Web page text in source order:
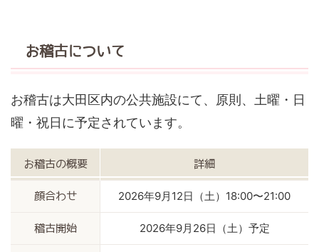
お稽古について
お稽古は大田区内の公共施設にて、原則、土曜・日
曜・祝日に予定されています。
お稽古の概要 詳細
顔合わせ 2026年9月12日（土）18:00〜21:00
稽古開始 2026年9月26日（土）予定